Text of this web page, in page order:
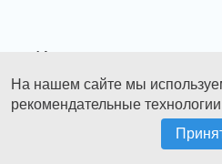
И теперь, прорисуем
На нашем сайте мы
рекомендательные